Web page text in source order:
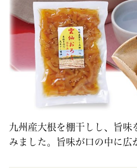
九州産大根を棚干しし、旨味
みました。旨味が口の中に広